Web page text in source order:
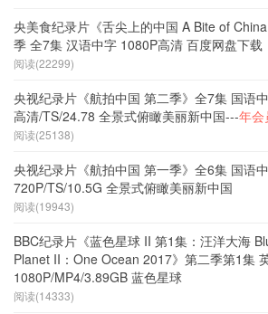
央美食纪录片《舌尖上的中国 A Bite of
季 全7集 汉语中字 1080P高清 百度网盘下载
阅读(22299)
央视纪录片《航拍中国 第二季》全7集 国语
高清/TS/24.78 全景式俯瞰美丽新中国---年会
阅读(25138)
央视纪录片《航拍中国 第一季》全6集 国语
720P/TS/10.5G 全景式俯瞰美丽新中国
阅读(19943)
BBC纪录片《蓝色星球 II 第1集：汪洋大海
Planet II：One Ocean 2017》第二季第1集
1080P/MP4/3.89GB 蓝色星球
阅读(14333)